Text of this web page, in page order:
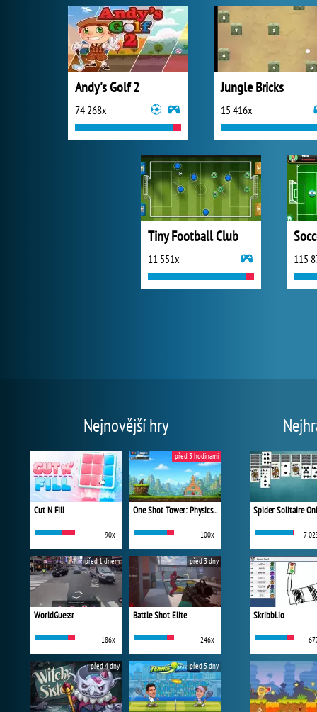
Andy's Golf 2
74 268x
Jungle Bricks
15 416x
Tiny Football Club
11 551x 115
Nejnovější hry
Cut N Fill
90x
One Shot Tower: Physics Destroyer
100x
před 3 hodinami
WorldGuessr
186x
před 1 dnem
Battle Shot Elite
246x
před 3 dny
před 4 dny před 5 dny
Spider Solitaire
7
Skribbl.io